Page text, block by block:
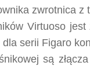
zwrotnica z
Virtuoso
serii Figaro
są